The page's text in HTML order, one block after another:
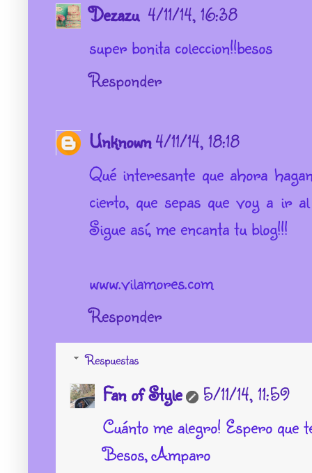
Dezazu 4/11/14, 16:38
super bonita coleccion!!besos
Responder
Unknown4/11/14, 18:18
Qué interesante que ahora
cierto, que sepas que voy a ir
Sigue así, me encanta tu blog!!!
www.vilamores.com
Responder
Respuestas
Fan of Style
5/11/14, 11:59
Cuánto me alegro! Espero que
Besos, Amparo